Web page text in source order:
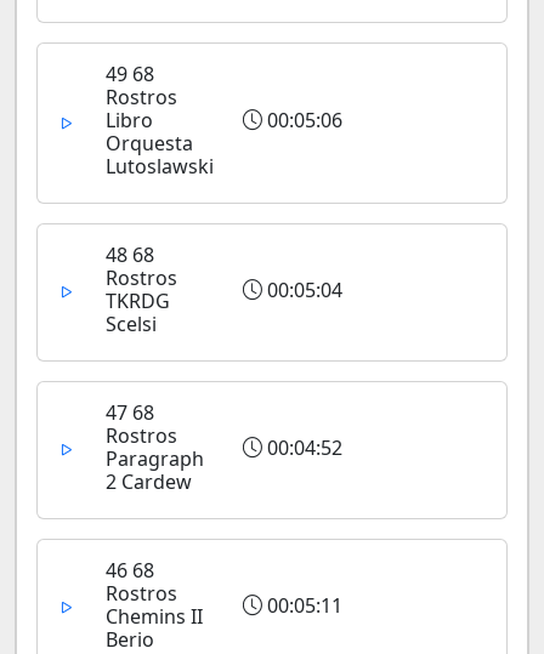
49 68
Rostros
Libro
Orquesta
Lutoslawski
00:05:06
48 68
Rostros
TKRDG
Scelsi
00:05:04
47 68
Rostros
Paragraph
2 Cardew
00:04:52
46 68
Rostros
Chemins II
Berio
00:05:11